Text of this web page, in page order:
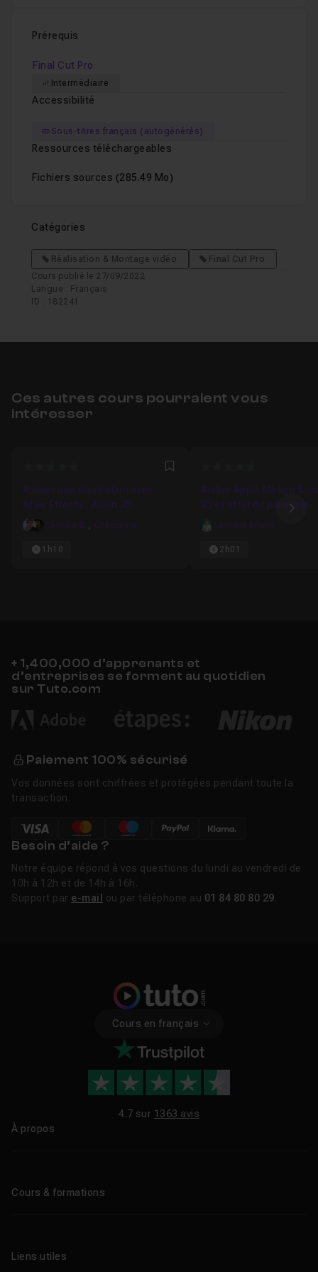
Leçon 10
Leçon 12
Prérequis
Final Cut Pro
Intermédiaire
Accessibilité
Sous-titres français (autogénérés)
Ressources téléchargeables
Fichiers sources (285.49 Mo)
Catégories
Réalisation & Montage vidéo
Final Cut Pro
Cours publié le 27/09/2022
Langue : Français
ID : 182241
Ces autres cours pourraient vous
intéresser
Favori
Animer une illustration avec
After Effects : Avion 3D
Camille B. , Grégory V.
1h10
Atelier Apple Motion 5 :
3D et effet de parallaxe
Laurent Briere
2h01
+ 1,400,000 d’apprenants et
d’entreprises se forment au quotidien
sur Tuto.com
Paiement 100% sécurisé
Vos données sont chiffrées et protégées pendant toute la
transaction.
Besoin d’aide ?
Notre équipe répond à vos questions du lundi au vendredi de
10h à 12h et de 14h à 16h.
Support par e-mail ou par téléphone au 01 84 80 80 29
Cours en français
4.7 sur 1363 avis
À propos
Cours & formations
Formations certifiantes
Liens utiles